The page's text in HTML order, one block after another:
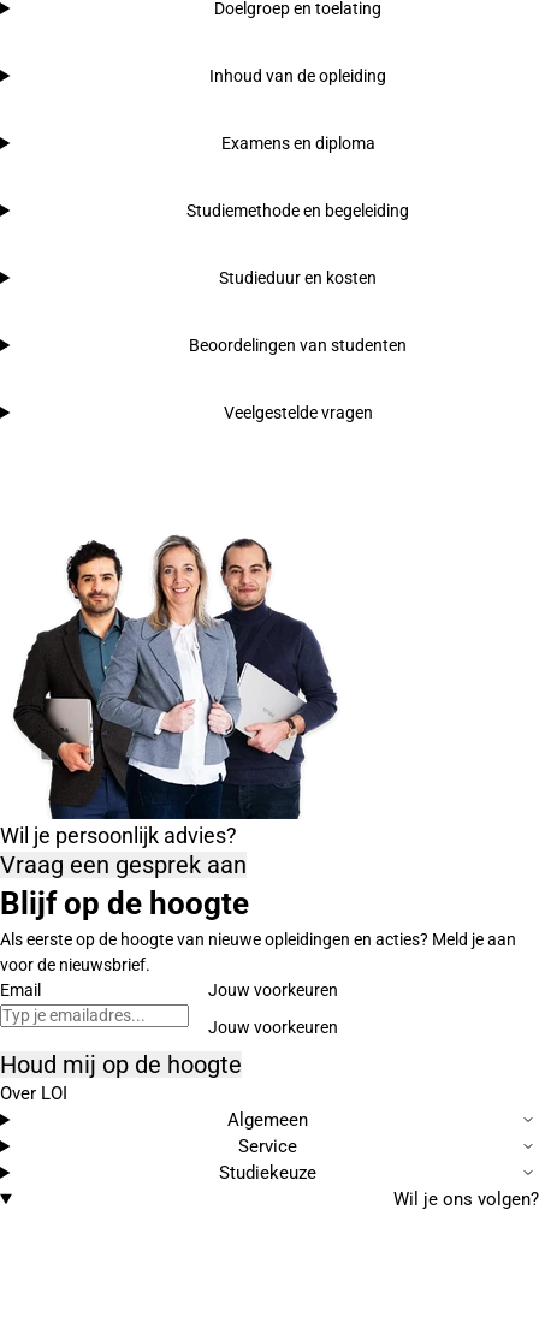
Doelgroep en toelating
Inhoud van de opleiding
Examens en diploma
Studiemethode en begeleiding
Studieduur en kosten
Beoordelingen van studenten
Veelgestelde vragen
Wil je persoonlijk advies?
Vraag een gesprek aan
Blijf op de hoogte
Als eerste op de hoogte van nieuwe opleidingen en acties? Meld je aan
voor de nieuwsbrief.
Email
Jouw voorkeuren
Houd mij op de hoogte
Over LOI
Algemeen
Service
Studiekeuze
Wil je ons volgen?